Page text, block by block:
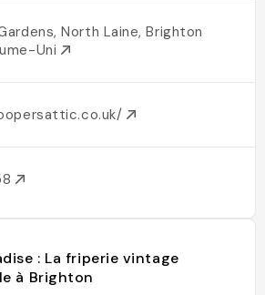
North Laine, Brighton
Uni
: La friperie vintage
à Brighton